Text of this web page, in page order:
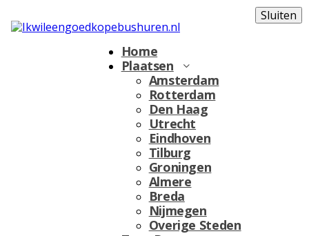
Home
Plaatsen
Amsterdam
Rotterdam
Den Haag
Utrecht
Eindhoven
Tilburg
Groningen
Almere
Breda
Nijmegen
Overige Steden
Sluiten